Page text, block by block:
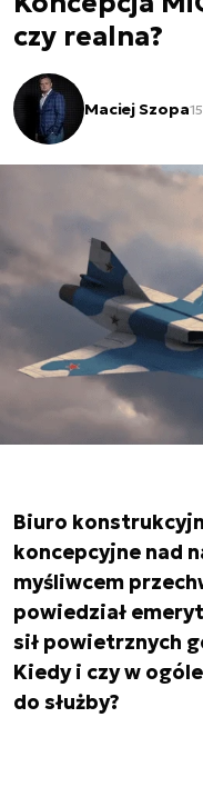
czy realna?
Maciej Szopa
Biuro
koncepcyjne nad
myśliwcem
powiedział
sił powietrznych
Kiedy i czy w
do służby?